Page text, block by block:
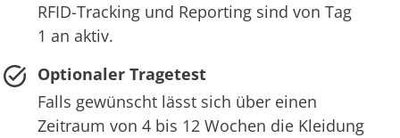
RFID-Tracking und Reporting sind von Tag
1 an aktiv.
Optionaler Tragetest
Falls gewünscht lässt sich über einen
Zeitraum von 4 bis 12 Wochen die Kleidung